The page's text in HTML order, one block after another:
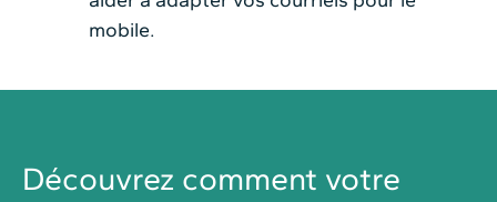
mobile.
Découvrez comment votre